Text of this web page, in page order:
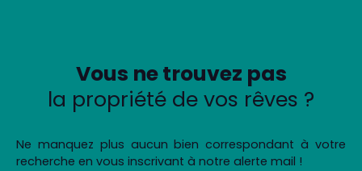
Vous ne trouvez pas
la propriété de vos rêves ?
Ne manquez plus aucun bien correspondant à votre
recherche en vous inscrivant à notre alerte mail !